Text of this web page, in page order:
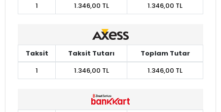
1
1.346,00 TL 1.346,00 TL
Taksit Taksit Tutarı
Toplam Tutar
1
1.346,00 TL 1.346,00 TL